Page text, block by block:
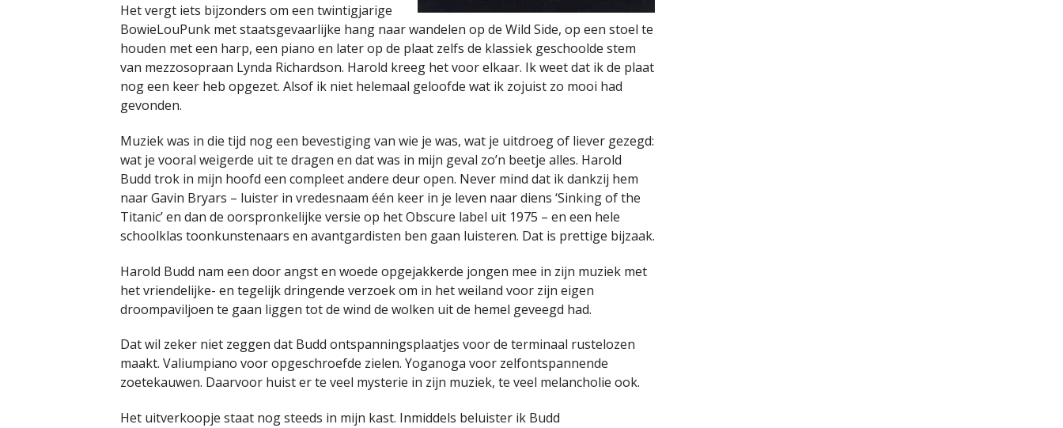
Het vergt iets bijzonders om een twintigjarige
BowieLouPunk met staatsgevaarlijke hang naar wandelen op de Wild Side, op een stoel te
houden met een harp, een piano en later op de plaat zelfs de klassiek geschoolde stem
van mezzosopraan Lynda Richardson. Harold kreeg het voor elkaar. Ik weet dat ik de plaat
nog een keer heb opgezet. Alsof ik niet helemaal geloofde wat ik zojuist zo mooi had
gevonden.
Muziek was in die tijd nog een bevestiging van wie je was, wat je uitdroeg of liever gezegd:
wat je vooral weigerde uit te dragen en dat was in mijn geval zo’n beetje alles. Harold
Budd trok in mijn hoofd een compleet andere deur open. Never mind dat ik dankzij hem
naar Gavin Bryars – luister in vredesnaam één keer in je leven naar diens ‘Sinking of the
Titanic’ en dan de oorspronkelijke versie op het Obscure label uit 1975 – en een hele
schoolklas toonkunstenaars en avantgardisten ben gaan luisteren. Dat is prettige bijzaak.
Harold Budd nam een door angst en woede opgejakkerde jongen mee in zijn muziek met
het vriendelijke- en tegelijk dringende verzoek om in het weiland voor zijn eigen
droompaviljoen te gaan liggen tot de wind de wolken uit de hemel geveegd had.
Dat wil zeker niet zeggen dat Budd ontspanningsplaatjes voor de terminaal rustelozen
maakt. Valiumpiano voor opgeschroefde zielen. Yoganoga voor zelfontspannende
zoetekauwen. Daarvoor huist er te veel mysterie in zijn muziek, te veel melancholie ook.
Het uitverkoopje staat nog steeds in mijn kast. Inmiddels beluister ik Budd